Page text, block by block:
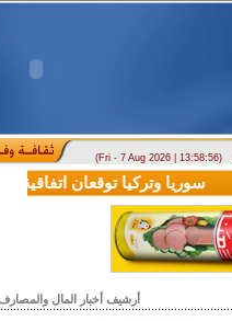
(Fri - 7 Aug 2026 | 13:58:56)
سوريا وتركيا توقعان اتفاقية
أرشيف أخبار المال